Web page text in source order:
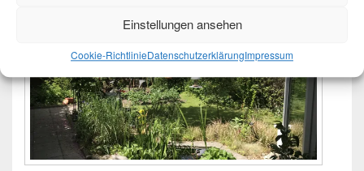
Einstellungen ansehen
Cookie-RichtlinieDatenschutzerklärungImpressum